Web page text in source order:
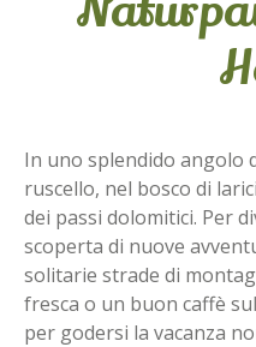
In uno splendido angolo
ruscello, nel bosco di
dei passi dolomitici. Per
scoperta di nuove
solitarie strade di
fresca o un buon caffè
per godersi la vacanza